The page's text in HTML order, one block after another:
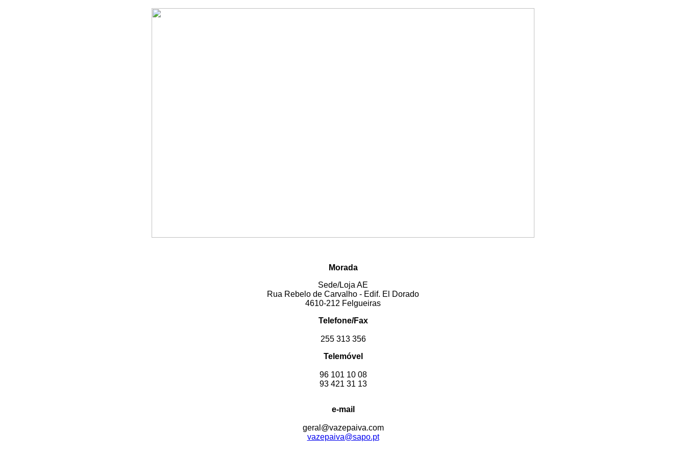
Morada
Sede/Loja AE
Rua Rebelo de Carvalho - Edif. El Dorado
4610-212 Felgueiras
Telefone/Fax
255 313 356
Telemóvel
96 101 10 08
93 421 31 13
e-mail
geral@vazepaiva.com
vazepaiva@sapo.pt